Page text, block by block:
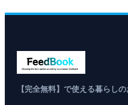
【完全無料】で使える暮らし